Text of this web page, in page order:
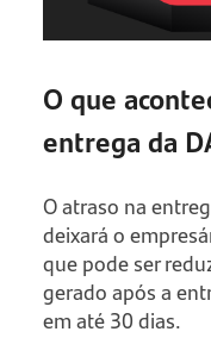
O que
entrega da
O atraso na
deixará o
que pode ser
gerado após a
em até 30 dias.